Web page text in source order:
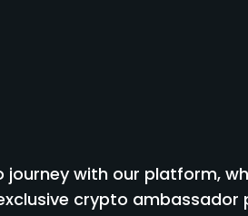
journey with our platform,
crypto ambassador